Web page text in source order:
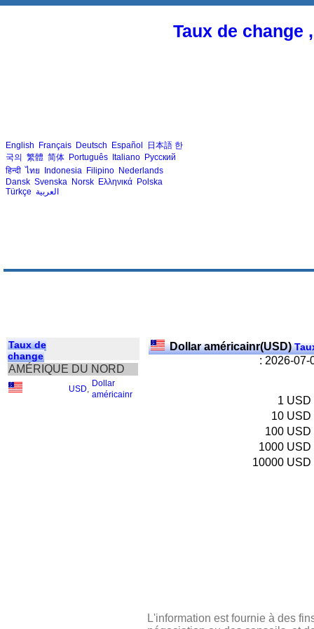
Taux de change
English Français Deutsch Español 日本語 한
국의 繁體 简体 Português Italiano Русский
हिन्दी ไทย Indonesia Filipino Nederlands
Dansk Svenska Norsk Ελληνικά Polska
Türkçe العربية
Taux de
change
AMÉRIQUE DU NORD
USD
Dollar
américainr
Dollar américainr(USD)
: 2026-07-
1 USD
10 USD
100 USD
1000 USD
10000 USD
L'information est fournie à des